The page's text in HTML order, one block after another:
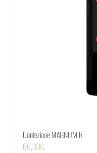
Confezione MAGNUM R
60,00€